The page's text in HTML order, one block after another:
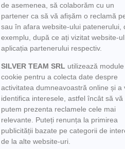
de asemenea, să colaborăm cu un
partener ca să vă afișăm o reclamă
sau în afara website-ului patenerului,
exemplu, după ce ați vizitat website-
aplicația partenerului respectiv.
SILVER TEAM SRL utilizează module
cookie pentru a colecta date despre
activitatea dumneavoastră online și a
identifica interesele, astfel încât să vă
putem prezenta reclamele cele mai
relevante. Puteți renunța la primirea
publicității bazate pe categorii de
de la alte website-uri.